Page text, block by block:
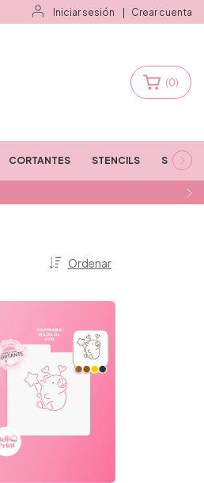
Iniciar sesión Crear cuenta
(0)
CORTANTES STENCILS STAMPS
Ordenar